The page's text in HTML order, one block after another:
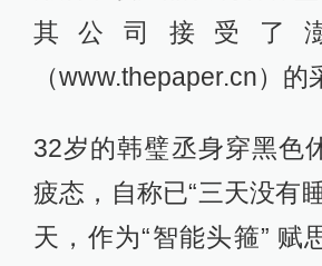
其公司接受了
（www.thepaper.cn）的
32岁的韩璧丞身穿黑色
疲态，自称已“三天没有
天，作为“智能头箍” 赋